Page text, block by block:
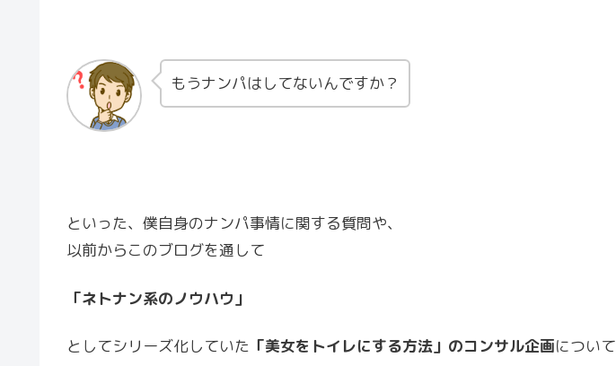
もうナンパはしてないんですか？
といった、僕自身のナンパ事情に関する質問や、
以前からこのブログを通して
「ネトナン系のノウハウ」
としてシリーズ化していた 「美女をトイレにする方法」のコンサル企画について